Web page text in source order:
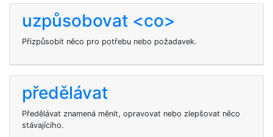
uzpůsobovat <co>
Přizpůsobit něco pro potřebu nebo požadavek.
předělávat
Předělávat znamená měnit, opravovat nebo zlepšovat něco
stávajícího.